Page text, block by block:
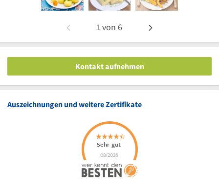
1 von 6
Kontakt aufnehmen
Auszeichnungen und weitere Zertifikate